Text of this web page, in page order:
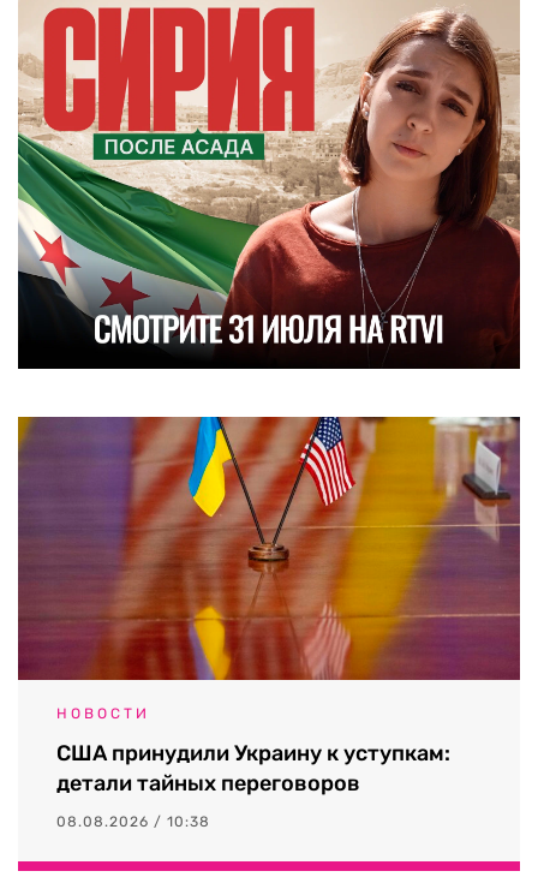
НОВОСТИ
США принудили Украину к уступкам:
детали тайных переговоров
08.08.2026 / 10:38